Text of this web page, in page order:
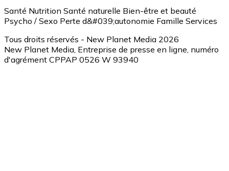
Santé Nutrition Santé naturelle Bien-être et beauté
Psycho / Sexo Perte d&#039;autonomie Famille Services
Tous droits réservés - New Planet Media 2026
New Planet Media, Entreprise de presse en ligne, numéro
d'agrément CPPAP 0526 W 93940